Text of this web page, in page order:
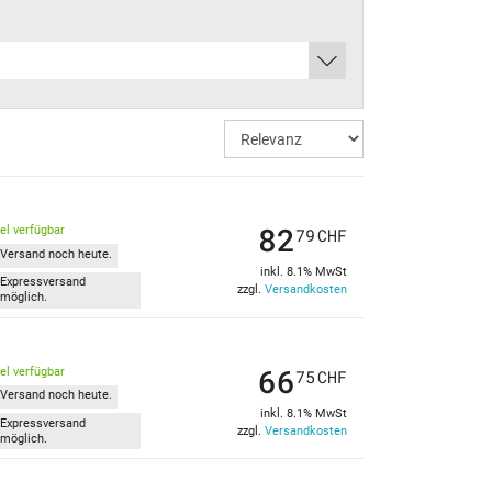
verfügbar
Versand noch heute.
Expressversand
möglich.
8279CHF
inkl. 8.1% MwSt
zzgl. Versandkosten
verfügbar
Versand noch heute.
Expressversand
möglich.
6675CHF
inkl. 8.1% MwSt
zzgl. Versandkosten